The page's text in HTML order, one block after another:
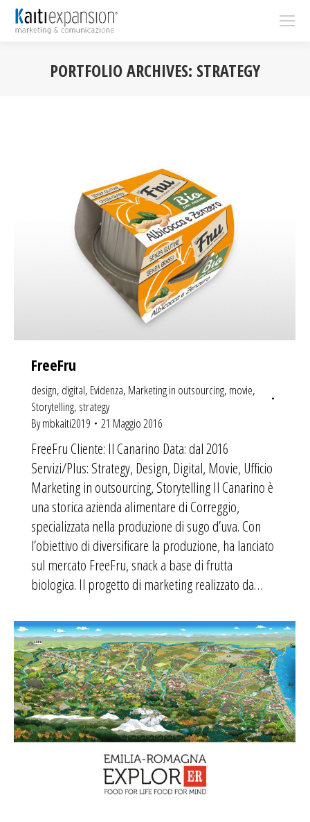
PORTFOLIO ARCHIVES: STRATEGY
FreeFru
design, digital, Evidenza, Marketing in outsourcing, movie,
Storytelling, strategy
Bymbkaiti2019 21 Maggio 2016
FreeFru Cliente: Il Canarino Data: dal 2016
Servizi/Plus: Strategy, Design, Digital, Movie, Ufficio
Marketing in outsourcing, Storytelling Il Canarino è
una storica azienda alimentare di Correggio,
specializzata nella produzione di sugo d’uva. Con
l’obiettivo di diversificare la produzione, ha lanciato
sul mercato FreeFru, snack a base di frutta
biologica. Il progetto di marketing realizzato da…